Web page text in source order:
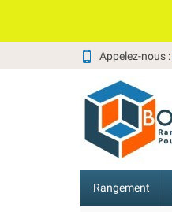
Appelez-nous :
Rangement